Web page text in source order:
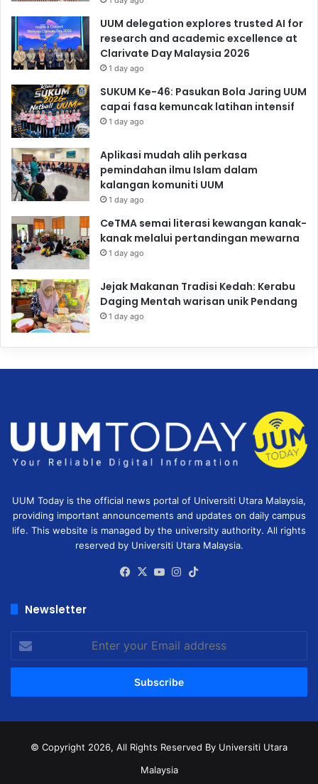
UUM delegation explores trusted AI for
research and academic excellence at
Clarivate Day Malaysia 2026
1 day ago
SUKUM Ke-46: Pasukan Bola Jaring UUM
capai fasa kemuncak latihan intensif
1 day ago
Aplikasi mudah alih perkasa
pemindahan ilmu Islam dalam
kalangan komuniti UUM
1 day ago
CeTMA semai literasi kewangan kanak-
kanak melalui pertandingan mewarna
1 day ago
Jejak Makanan Tradisi Kedah: Kerabu
Daging Mentah warisan unik Pendang
1 day ago
UUM Today is the official news portal of Universiti Utara Malaysia,
providing important announcements and updates on daily campus
life. This website is managed by the university authority. All rights
reserved by Universiti Utara Malaysia.
Facebook
X YouTubeInstagram
Newsletter
your
Email
© Copyright 2026, All Rights Reserved By Universiti Utara
Malaysia